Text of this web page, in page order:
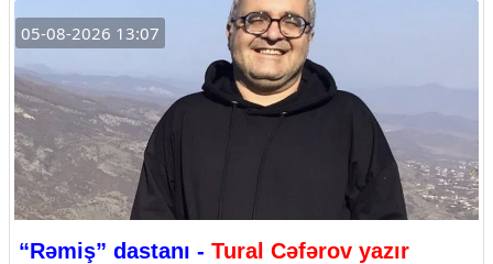
05-08-2026 13:07
“Rəmiş” dastanı - Tural Cəfərov yazır